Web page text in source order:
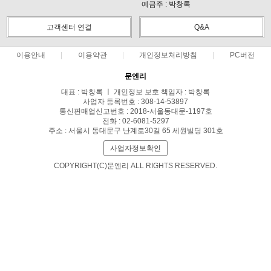
예금주 : 박창록
고객센터 연결 Q&A
이용안내 이용약관 개인정보처리방침 PC버전
문엔리
대표 : 박창록 ㅣ 개인정보 보호 책임자 : 박창록
사업자 등록번호 : 308-14-53897
통신판매업신고번호 : 2018-서울동대문-1197호
전화 : 02-6081-5297
주소 : 서울시 동대문구 난계로30길 65 세원빌딩 301호
사업자정보확인
COPYRIGHT(C)문엔리 ALL RIGHTS RESERVED.